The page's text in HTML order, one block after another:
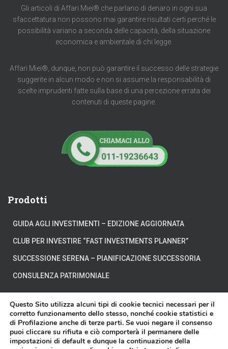
Gli articoli di Affari Miei® che parlano di denaro in ogni sua
sfaccettatura non possono mai garantire risultati certi perché le
possibilità variano a seconda delle capacità, della situazione
economica e ambientale di chi legge.
Affari Miei®, dunque, non può garantire il successo delle strategie
suggerite in alcun modo e non si assume la responsabilità di
scelte imprudenti fatte sulla base di una percezione errata dei
contenuti di queste pagine.
Prodotti
GUIDA AGLI INVESTIMENTI – EDIZIONE AGGIORNATA
CLUB PER INVESTIRE “FAST INVESTMENTS PLANNER”
SUCCESSIONE SERENA – PIANIFICAZIONE SUCCESSORIA
CONSULENZA PATRIMONIALE
CHI SIAMO DOVE SIAMO DICONO DI NOI
Questo Sito utilizza alcuni tipi di cookie tecnici necessari per il
corretto funzionamento dello stesso, nonché cookie statistici e
di Profilazione anche di terze parti. Se vuoi negare il consenso
puoi cliccare su rifiuta e ciò comporterà il permanere delle
impostazioni di default e dunque la continuazione della